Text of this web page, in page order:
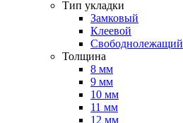
Тип укладки
Замковый
Клеевой
Свободнолежащий
Толщина
8 мм
9 мм
10 мм
11 мм
12 мм